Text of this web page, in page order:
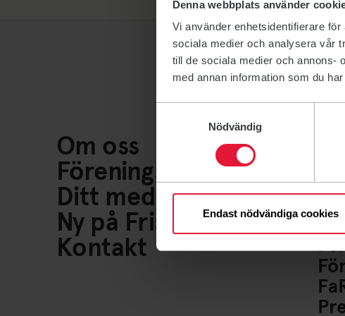
Denna webbplats använder
Vi använder enhetsidentifierare
sociala medier och analysera vår
till de sociala medier och annons-
med annan information som du
Nödvändig
Endast nödvändiga cookies
Om oss
Föreningsliv
Ditt medlemskap
Ny på Friskis
Kontakt